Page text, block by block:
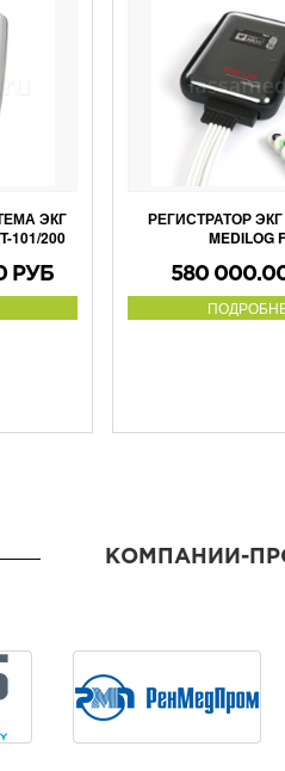
ЭКГ
101/200
РУБ
РЕГИСТРАТОР ЭКГ
MEDILOG
580
КОМПАНИИ-